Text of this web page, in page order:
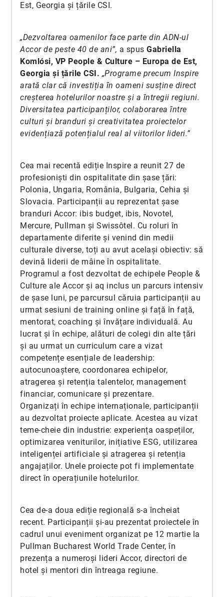
Est, Georgia și țările CSI.
„Dezvoltarea oamenilor face parte din ADN-ul
Accor de peste 40 de ani”, a spus Gabriella
Komlósi, VP People & Culture – Europa de Est,
Georgia și țările CSI. „Programe precum Inspire
arată clar că investiția în oameni susține direct
creșterea hotelurilor noastre și a întregii regiuni.
Diversitatea participanților, colaborarea între
culturi și branduri și creativitatea proiectelor
evidențiază potențialul real al viitorilor lideri.”
Cea mai recentă ediție Inspire a reunit 27 de
profesioniști din ospitalitate din șase țări:
Polonia, Ungaria, România, Bulgaria, Cehia și
Slovacia. Participanții au reprezentat șase
branduri Accor: ibis budget, ibis, Novotel,
Mercure, Pullman și Swissôtel. Cu roluri în
departamente diferite și venind din medii
culturale diverse, toți au avut același obiectiv: să
devină liderii de mâine în ospitalitate.
Programul a fost dezvoltat de echipele People &
Culture ale Accor și aq inclus un parcurs intensiv
de șase luni, pe parcursul căruia participanții au
urmat sesiuni de training online și față în față,
mentorat, coaching și învățare individuală. Au
lucrat și în echipe, alături de colegi din alte țări
și au urmat un curriculum care a vizat
competențe esențiale de leadership:
autocunoaștere, coordonarea echipelor,
atragerea și retenția talentelor, management
financiar, comunicare și prezentare.
Organizați în echipe internaționale, participanții
au dezvoltat proiecte aplicate. Acestea au vizat
teme-cheie din industrie: experiența oaspeților,
optimizarea veniturilor, inițiative ESG, utilizarea
inteligenței artificiale și atragerea și retenția
angajaților. Unele proiecte pot fi implementate
direct în operațiunile hotelurilor.
Cea de-a doua ediție regională s-a încheiat
recent. Participanții și-au prezentat proiectele în
cadrul unui eveniment organizat pe 12 martie la
Pullman Bucharest World Trade Center, în
prezența a numeroși lideri Accor, directori de
hotel și mentori din întreaga regiune.